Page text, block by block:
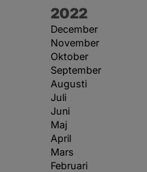
År:
2022
December
November
Oktober
September
Augusti
Juli
Juni
Maj
April
Mars
Februari